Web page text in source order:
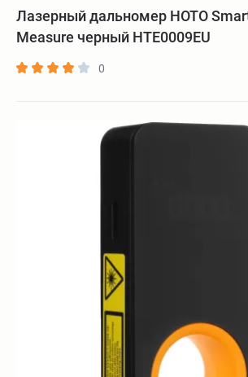
Лазерный дальномер HOTO
Measure черный HTE0009EU
0